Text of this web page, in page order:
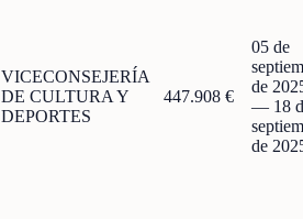
VICECONSEJERÍA
DE CULTURA Y
DEPORTES
447.908 €
05 de
de
— 18
de